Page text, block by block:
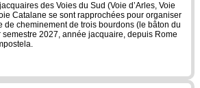
des Voies du Sud (Voie d’Arles, Voie
Catalane se sont rapprochées pour organiser
de cheminement de trois bourdons (le bâton du
2027, année jacquaire, depuis Rome